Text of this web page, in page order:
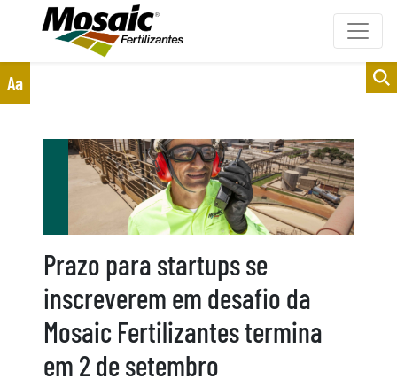
Clientes
Fornecedores
Aa
Prazo para startups se
inscreverem em desafio da
Mosaic Fertilizantes termina
em 2 de setembro